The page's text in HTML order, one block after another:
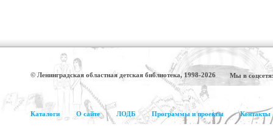
© Ленинградская областная детская библиотека, 1998-2026 Мы в
Каталоги О сайте ЛОДБ Программы и проекты Контакты